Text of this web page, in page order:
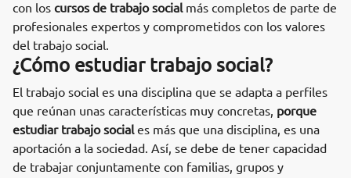
con los cursos de trabajo socialmás completos de parte de
profesionales expertos y comprometidos con los valores
del trabajo social.
¿Cómo estudiar trabajo social?
El trabajo social es una disciplina que se adapta a perfiles
que reúnan unas características muy concretas, porque
estudiar trabajo sociales más que una disciplina, es una
aportación a la sociedad. Así, se debe de tener capacidad
de trabajar conjuntamente con familias, grupos y